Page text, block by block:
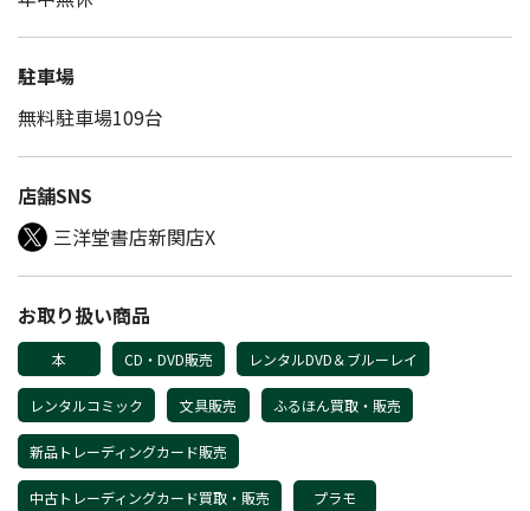
駐車場
無料駐車場109台
店舗SNS
三洋堂書店新関店X
お取り扱い商品
本 CD・DVD販売 レンタルDVD＆ブルーレイ
レンタルコミック 文具販売 ふるほん買取・販売
新品トレーディングカード販売
中古トレーディングカード買取・販売 プラモ